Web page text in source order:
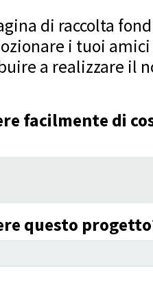
di raccolta
i tuoi
a realizzare il
facilmente di
questo